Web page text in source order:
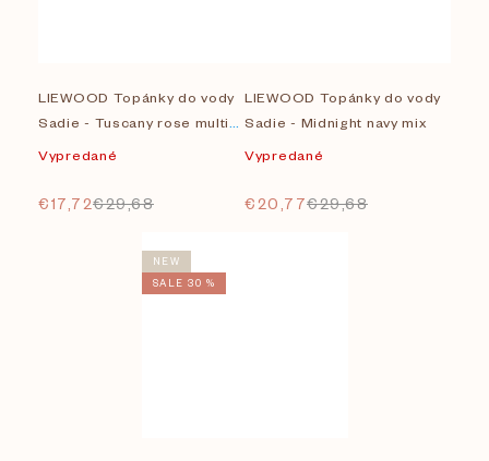
LIEWOOD Topánky do vody
Sadie - Tuscany rose multi
Vypredané
€17,72€29,68
LIEWOOD Topánky do vody
Sadie - Midnight navy mix
Vypredané
€20,77€29,68
NEW
SALE 30 %